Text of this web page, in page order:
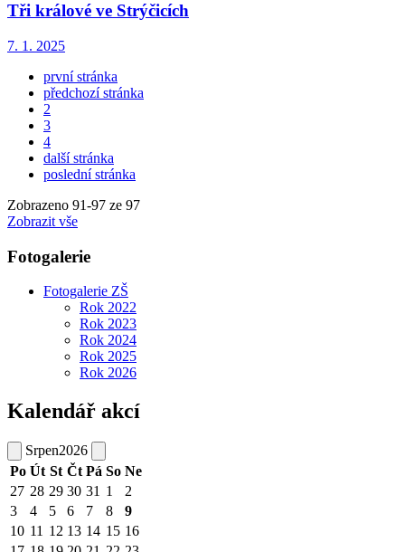
Tři králové ve Strýčicích
7. 1. 2025
první stránka
předchozí stránka
2
3
4
další stránka
poslední stránka
Zobrazeno 91-97 ze 97
Zobrazit vše
Fotogalerie
Fotogalerie ZŠ
Rok 2022
Rok 2023
Rok 2024
Rok 2025
Rok 2026
Kalendář akcí
Srpen2026
Po Út St Čt Pá So Ne
27 28 29 30 31 1
2
3
4 5 6 7 8
9
10 11 12 13 14 15 16